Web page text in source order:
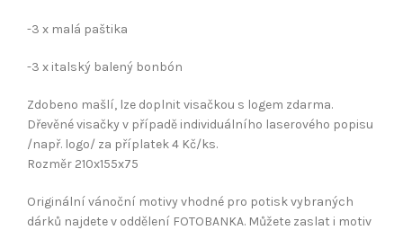
-3 x malá paštika
-3 x italský balený bonbón
Zdobeno mašlí, lze doplnit visačkou s logem zdarma.
Dřevěné visačky v případě individuálního laserového popisu
/např. logo/ za příplatek 4 Kč/ks.
Rozměr 210x155x75
Originální vánoční motivy vhodné pro potisk vybraných
dárků najdete v oddělení FOTOBANKA. Můžete zaslat i motiv